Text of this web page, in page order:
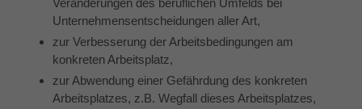
Veränderungen des beruflichen Umfelds bei
Unternehmensentscheidungen aller Art,
zur Verbesserung der Arbeitsbedingungen am
konkreten Arbeitsplatz,
zur Abwendung einer Gefährdung des konkreten
Arbeitsplatzes, z.B. Wegfall dieses Arbeitsplatzes,